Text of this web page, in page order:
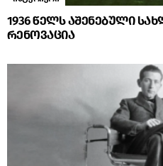
1936 წელს აშენებული
რენოვაცია